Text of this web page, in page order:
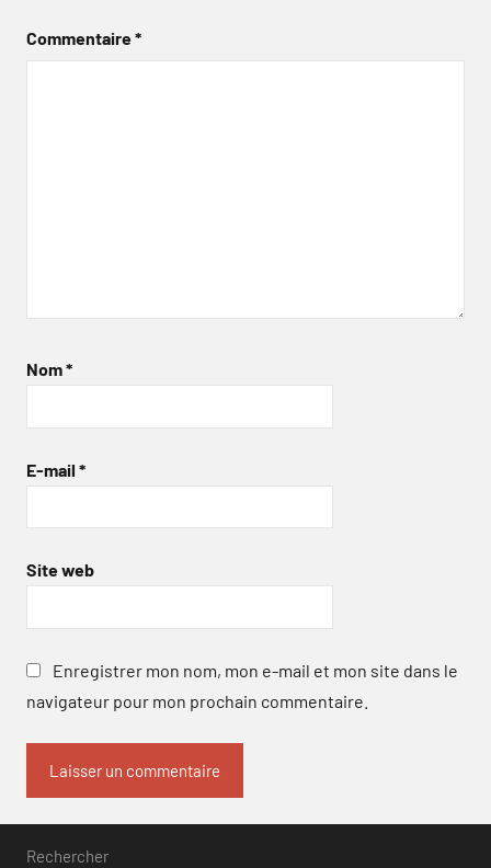
Commentaire*
Nom*
E-mail *
Site web
Enregistrer mon nom, mon e-mail et mon site dans le
navigateur pour mon prochain commentaire.
Rechercher